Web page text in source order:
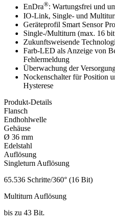
EnDra®: Wartungsfrei und
IO-Link, Single- und
Geräteprofil Smart Sensor
Single-/Multiturn (max. 16
Zukunftsweisende
Farb-LED als Anzeige von
Fehlermeldung
Überwachung der
Nockenschalter für Position
Hysterese
Produkt-Details
Flansch
Endhohlwelle
Gehäuse
Ø 36 mm
Edelstahl
Auflösung
Singleturn Auflösung
65.536 Schritte/360° (16 Bit)
Multiturn Auflösung
bis zu 43 Bit.